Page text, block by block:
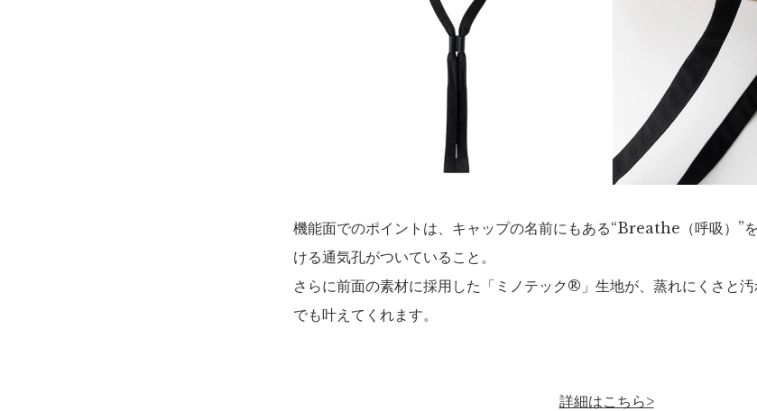
機能面でのポイントは、キャップの名前にもある“Breathe（呼吸）”
ける通気孔がついていること。
さらに前面の素材に採用した「ミノテック®」生地が、蒸れにくさと
でも叶えてくれます。
詳細はこちら>